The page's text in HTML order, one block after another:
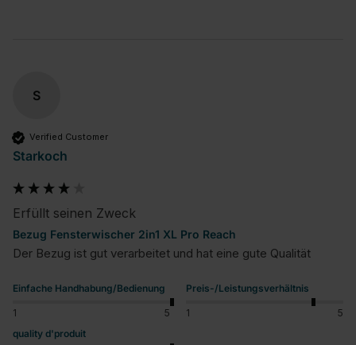
S
Verified Customer
Starkoch
Erfüllt seinen Zweck
Bezug Fensterwischer 2in1 XL Pro Reach
Der Bezug ist gut verarbeitet und hat eine gute Qualität
Einfache Handhabung/Bedienung
1 5
Preis-/Leistungsverhältnis
1
5
quality d'produit